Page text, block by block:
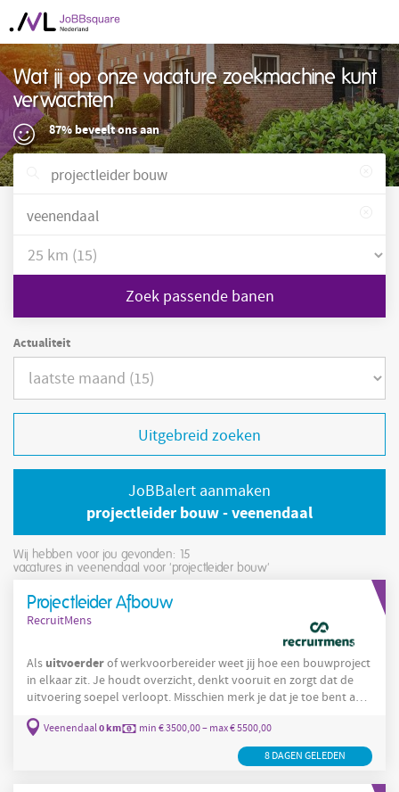
Wat jij op onze vacature zoekmachine kunt
verwachten
87% beveelt ons aan
Zoek passende banen
Actualiteit
Uitgebreid zoeken
JoBBalert aanmaken
projectleider bouw - veenendaal
Wij hebben voor jou gevonden: 15
vacatures in veenendaal voor 'projectleider bouw'
Projectleider Afbouw
RecruitMens
Als uitvoerderof werkvoorbereider weet jij hoe een bouwproject
in elkaar zit. Je houdt overzicht, denkt vooruit en zorgt dat de
uitvoering soepel verloopt. Misschien merk je dat je toe bent aan
meer verantwoordelijkheid en de stap naar
maken. Bij Spect krijg je die kans. Je werkt aan uitdagende retail-
en afbouwprojecten voor bekende merken en krijgt het
vertrouwen én de ruimte om door te groeien naar een
Veenendaal0 km min € 3500,00 – max € 5500,00
8 DAGEN GELEDEN